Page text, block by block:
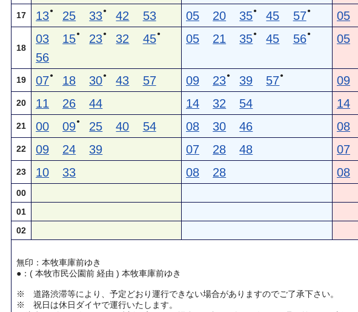
17 13● 25 33● 42 53 05 20 35● 45 57 ● 05
18
03 15● 23● 32 45 ●
56
05 21 35● 45 56 ● 05
19 07● 18 30● 43 57 09 23● 39 57● 09
20 11 26 44 14 32 54 14
21 00 09● 25 40 54 08 30 46 08
22 09 24 39 07 28 48 07
23 10 33 08 28 08
00
01
02
無印：本牧車庫前ゆき
●：( 本牧市民公園前 経由 ) 本牧車庫前ゆき
※ 道路渋滞等により、予定どおり運行できない場合がありますのでご了承下さい。
※ 祝日は休日ダイヤで運行いたします。